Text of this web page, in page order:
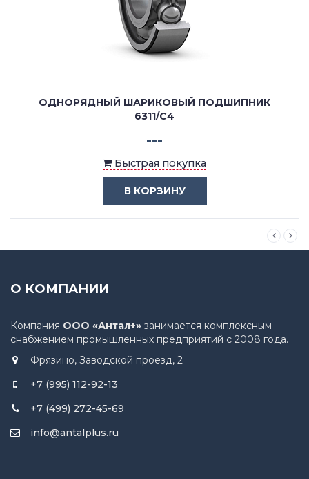
ОДНОРЯДНЫЙ ШАРИКОВЫЙ ПОДШИПНИК
6311/C4
---
Быстрая покупка
В КОРЗИНУ
О КОМПАНИИ
Компания ООО «Антал+» занимается комплексным
снабжением промышленных предприятий с 2008 года.
Фрязино, Заводской проезд, 2
+7 (995) 112-92-13
+7 (499) 272-45-69
info@antalplus.ru